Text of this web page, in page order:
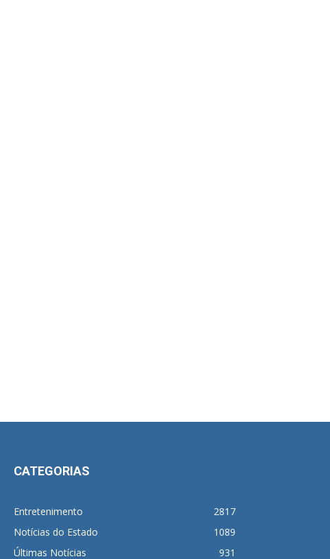
CATEGORIAS
Entretenimento
2817
Notícias do Estado
1089
Últimas Notícias
931